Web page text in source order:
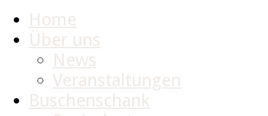
Home
Über uns
News
Veranstaltungen
Buschenschank